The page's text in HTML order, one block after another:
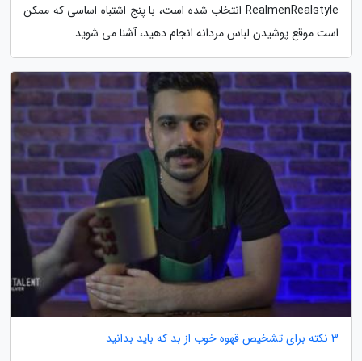
RealmenRealstyle انتخاب شده است، با پنج اشتباه اساسی که ممکن
است موقع پوشیدن لباس مردانه انجام دهید، آشنا می شوید.
3 نکته برای تشخیص قهوه خوب از بد که باید بدانید